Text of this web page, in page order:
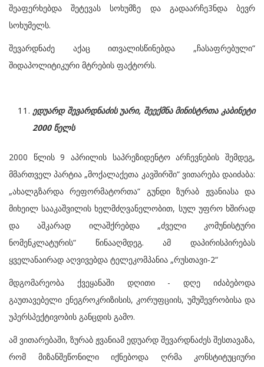
შეაფერხებდა შეტევას სოხუმზე და გადაარჩე3ნდა ბევრ
სოხუმელს.
შევარდნაძე აქაც ითვალისწინებდა „ჩასაფრებული“
შიდაპოლიტიკური მტრების ფაქტორს.
ედუარდ შევარდნაძის უარი, შეექმნა მინისტრთა კაბინეტი
2000 წელს
2000 წლის 9 აპრილის საპრეზიდენტო არჩევნების შემდეგ,
მმართველ პარტია „მოქალაქეთა კავშირში“ ვითარება დაიძაბა:
„ახალგზარდა რეფორმატორთა“ გუნდი ზურაბ ჟვანიასა და
მიხეილ სააკაშვილის ხელმძღვანელობით, სულ უფრო ხშირად
და აშკარად ილაშქრებდა „ძველი კომუნისტური
ნომენკლატურის“ წინააღმდეგ. ამ დაპირისპირებას
ყველანაირად აღვივებდა ტელეკომპანია „რუსთავი-2“
მდგომარეობა ქვეყანაში დღითი - დღე იძაბებოდა
გაუთავებელი ენეგროკრიზისის, კორუფციის, უმუშევრობისა და
უპერსპექტივობის განცდის გამო.
ამ ვითარებაში, ზურაბ ჟვანიამ ედუარდ შევარდნაძეს შესთავაზა,
რომ მიზანშეწონილი იქნებოდა ღრმა კონსტიტუციური